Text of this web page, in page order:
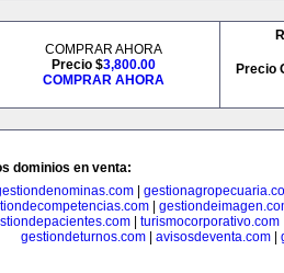
COMPRAR AHORA
Precio $3,800.00
COMPRAR AHORA
Precio
dominios en venta:
|
|
| turismocorporativo.com
gestiondeturnos.com| avisosdeventa.com|